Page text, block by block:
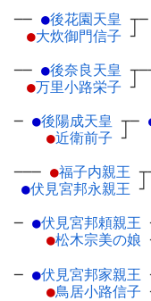
── ●後花園天皇 ┬
●大炊御門信子 ┘
─
── ●後奈良天皇 ┬
●万里小路栄子 ┘
─ ●後陽成天皇 ┬
●近衛前子 ┘
─
─── ●福子内親王 ┬
●伏見宮邦永親王 ┘
─ ●伏見宮邦頼親王
●松木宗美の娘
─ ●伏見宮邦家親王
●鳥居小路信子